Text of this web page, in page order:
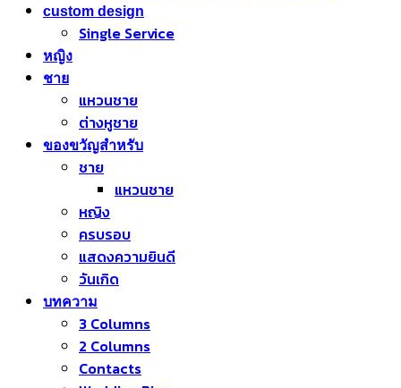
custom design
Single Service
หญิง
ชาย
แหวนชาย
ต่างหูชาย
ของขวัญสำหรับ
ชาย
แหวนชาย
หญิง
ครบรอบ
แสดงความยินดี
วันเกิด
บทความ
3 Columns
2 Columns
Contacts